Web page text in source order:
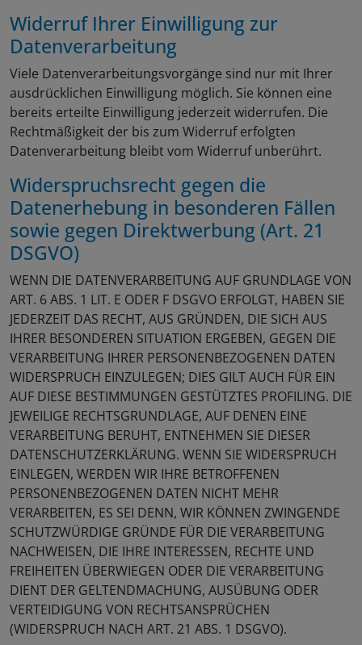
Widerruf Ihrer Einwilligung zur
Datenverarbeitung
Viele Datenverarbeitungsvorgänge sind nur mit Ihrer
ausdrücklichen Einwilligung möglich. Sie können eine
bereits erteilte Einwilligung jederzeit widerrufen. Die
Rechtmäßigkeit der bis zum Widerruf erfolgten
Datenverarbeitung bleibt vom Widerruf unberührt.
Widerspruchsrecht gegen die
Datenerhebung in besonderen Fällen
sowie gegen Direktwerbung (Art. 21
DSGVO)
WENN DIE DATENVERARBEITUNG AUF GRUNDLAGE VON
ART. 6 ABS. 1 LIT. E ODER F DSGVO ERFOLGT, HABEN SIE
JEDERZEIT DAS RECHT, AUS GRÜNDEN, DIE SICH AUS
IHRER BESONDEREN SITUATION ERGEBEN, GEGEN DIE
VERARBEITUNG IHRER PERSONENBEZOGENEN DATEN
WIDERSPRUCH EINZULEGEN; DIES GILT AUCH FÜR EIN
AUF DIESE BESTIMMUNGEN GESTÜTZTES PROFILING. DIE
JEWEILIGE RECHTSGRUNDLAGE, AUF DENEN EINE
VERARBEITUNG BERUHT, ENTNEHMEN SIE DIESER
DATENSCHUTZERKLÄRUNG. WENN SIE WIDERSPRUCH
EINLEGEN, WERDEN WIR IHRE BETROFFENEN
PERSONENBEZOGENEN DATEN NICHT MEHR
VERARBEITEN, ES SEI DENN, WIR KÖNNEN ZWINGENDE
SCHUTZWÜRDIGE GRÜNDE FÜR DIE VERARBEITUNG
NACHWEISEN, DIE IHRE INTERESSEN, RECHTE UND
FREIHEITEN ÜBERWIEGEN ODER DIE VERARBEITUNG
DIENT DER GELTENDMACHUNG, AUSÜBUNG ODER
VERTEIDIGUNG VON RECHTSANSPRÜCHEN
(WIDERSPRUCH NACH ART. 21 ABS. 1 DSGVO).